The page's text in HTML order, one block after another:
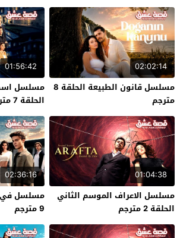
02:02:14
مسلسل قانون الطبيعة الحلقة 8
مترجم
01:56:42
مسلسل
الحلقة 7 مترجم
01:04:38
مسلسل الاعراف الموسم الثاني
الحلقة 2 مترجم
02:36:16
مسلسل في
9 مترجم